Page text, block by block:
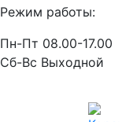
Режим работы:
Пн-Пт 08.00-17.00
Сб-Вс Выходной